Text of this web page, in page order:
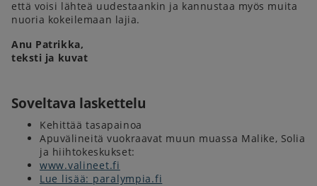
että voisi lähteä uudestaankin ja kannustaa myös muita
nuoria kokeilemaan lajia.
Anu Patrikka,
teksti ja kuvat
Soveltava laskettelu
Kehittää tasapainoa
Apuvälineitä vuokraavat muun muassa Malike, Solia
ja hiihtokeskukset:
www.valineet.fi
Lue lisää: paralympia.fi